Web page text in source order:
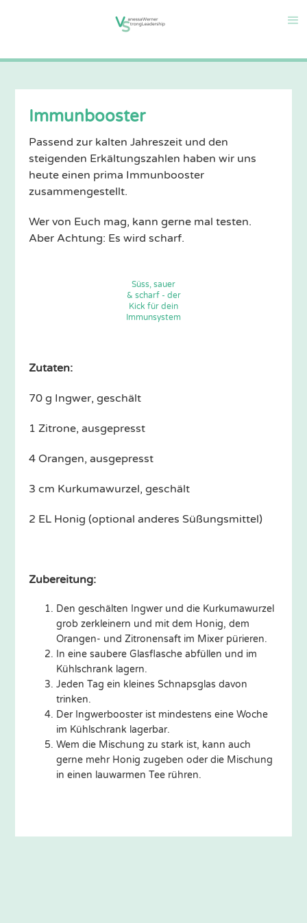
Immunbooster
Passend zur kalten Jahreszeit und den
steigenden Erkältungszahlen haben wir uns
heute einen prima Immunbooster
zusammengestellt.
Wer von Euch mag, kann gerne mal testen.
Aber Achtung: Es wird scharf.
Süss, sauer
& scharf - der
Kick für dein
Immunsystem
Zutaten:
70 g Ingwer, geschält
1 Zitrone, ausgepresst
4 Orangen, ausgepresst
3 cm Kurkumawurzel, geschält
2 EL Honig (optional anderes Süßungsmittel)
Zubereitung:
Den geschälten Ingwer und die Kurkumawurzel
grob zerkleinern und mit dem Honig, dem
Orangen- und Zitronensaft im Mixer pürieren.
In eine saubere Glasflasche abfüllen und im
Kühlschrank lagern.
Jeden Tag ein kleines Schnapsglas davon
trinken.
Der Ingwerbooster ist mindestens eine Woche
im Kühlschrank lagerbar.
Wem die Mischung zu stark ist, kann auch
gerne mehr Honig zugeben oder die Mischung
in einen lauwarmen Tee rühren.